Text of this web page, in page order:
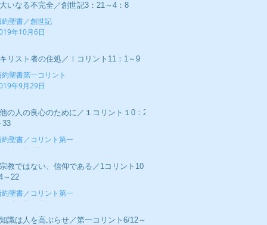
いなる不完全／創世記3：21～4：8
約聖書／創世記
年10月6日
リスト者の住処／Ⅰコリント11：1～9
約聖書第一コリント
年9月29日
の人の良心のために／１コリント１0：23
33
約聖書／コリント第一
2019年9月1日
教ではない、信仰である／1コリント10：
～22
約聖書／コリント第一
2019年8月25日
識は人を高ぶらせ／第一コリント6/12～